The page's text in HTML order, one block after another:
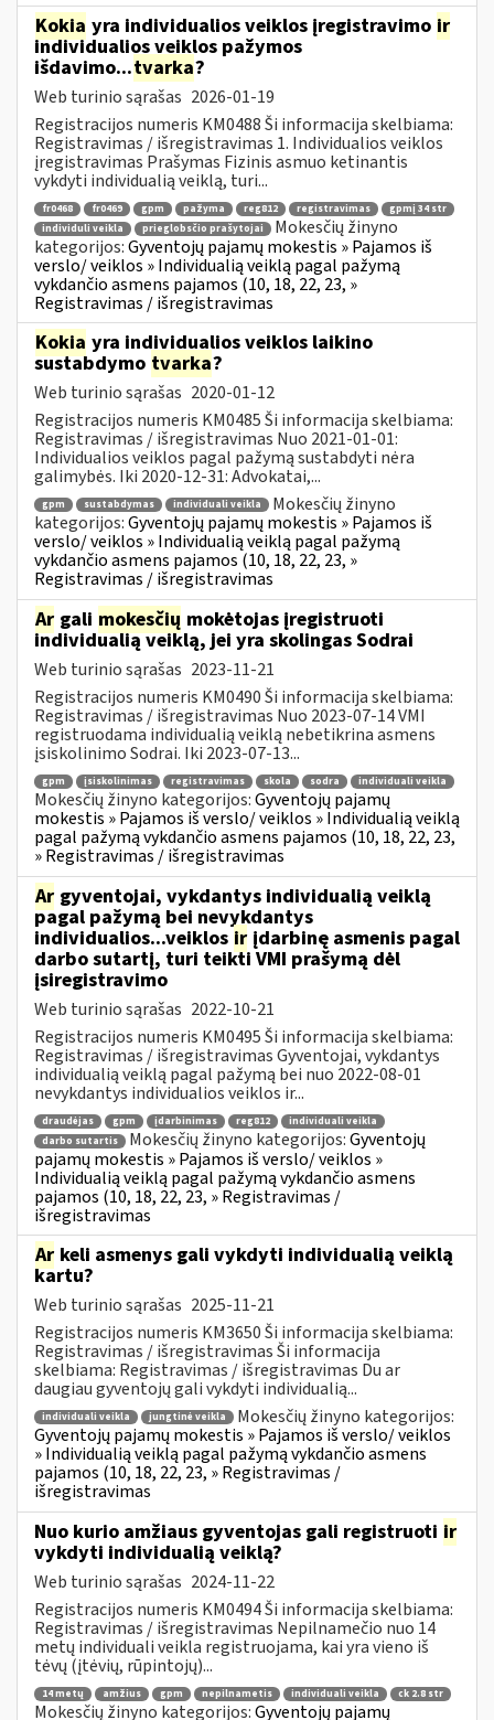
Kokia yra individualios veiklos įregistravimo ir
individualios veiklos pažymos
išdavimo...tvarka?
Web turinio sąrašas 2026-01-19
Registracijos numeris KM0488 Ši informacija skelbiama:
Registravimas / išregistravimas 1. Individualios veiklos
įregistravimas Prašymas Fizinis asmuo ketinantis
vykdyti individualią veiklą, turi...
fr0468 fr0469 gpm pažyma reg812 registravimas
gpmį 34 str
individuli veikla
prieglobsčio prašytojai
Mokesčių žinyno
kategorijos:Gyventojų pajamų mokestis » Pajamos iš
verslo/ veiklos » Individualią veiklą pagal pažymą
vykdančio asmens pajamos (10, 18, 22, 23, »
Registravimas / išregistravimas
Kokia yra individualios veiklos laikino
sustabdymo tvarka?
Web turinio sąrašas 2020-01-12
Registracijos numeris KM0485 Ši informacija skelbiama:
Registravimas / išregistravimas Nuo 2021-01-01:
Individualios veiklos pagal pažymą sustabdyti nėra
galimybės. Iki 2020-12-31: Advokatai,...
gpm sustabdymas individuali veikla
Mokesčių žinyno
kategorijos:Gyventojų pajamų mokestis » Pajamos iš
verslo/ veiklos » Individualią veiklą pagal pažymą
vykdančio asmens pajamos (10, 18, 22, 23, »
Registravimas / išregistravimas
Ar gali mokesčių mokėtojas įregistruoti
individualią veiklą, jei yra skolingas Sodrai
Web turinio sąrašas 2023-11-21
Registracijos numeris KM0490 Ši informacija skelbiama:
Registravimas / išregistravimas Nuo 2023-07-14 VMI
registruodama individualią veiklą nebetikrina asmens
įsiskolinimo Sodrai. Iki 2023-07-13...
gpm įsiskolinimas registravimas skola sodra individuali veikla
Mokesčių žinyno kategorijos:Gyventojų pajamų
mokestis » Pajamos iš verslo/ veiklos » Individualią veiklą
pagal pažymą vykdančio asmens pajamos (10, 18, 22, 23,
» Registravimas / išregistravimas
Ar gyventojai, vykdantys individualią veiklą
pagal pažymą bei nevykdantys
individualios...veiklos ir įdarbinę asmenis pagal
darbo sutartį, turi teikti VMI prašymą dėl
įsiregistravimo
Web turinio sąrašas 2022-10-21
Registracijos numeris KM0495 Ši informacija skelbiama:
Registravimas / išregistravimas Gyventojai, vykdantys
individualią veiklą pagal pažymą bei nuo 2022-08-01
nevykdantys individualios veiklos ir...
draudėjas gpm įdarbinimas reg812
individuali veikla
darbo sutartis
Mokesčių žinyno kategorijos:Gyventojų
pajamų mokestis » Pajamos iš verslo/ veiklos »
Individualią veiklą pagal pažymą vykdančio asmens
pajamos (10, 18, 22, 23, » Registravimas /
išregistravimas
Ar keli asmenys gali vykdyti individualią veiklą
kartu?
Web turinio sąrašas 2025-11-21
Registracijos numeris KM3650 Ši informacija skelbiama:
Registravimas / išregistravimas Ši informacija
skelbiama: Registravimas / išregistravimas Du ar
daugiau gyventojų gali vykdyti individualią...
individuali veikla jungtinė veikla
Mokesčių žinyno kategorijos:
Gyventojų pajamų mokestis » Pajamos iš verslo/ veiklos
» Individualią veiklą pagal pažymą vykdančio asmens
pajamos (10, 18, 22, 23, » Registravimas /
išregistravimas
Nuo kurio amžiaus gyventojas gali registruoti ir
vykdyti individualią veiklą?
Web turinio sąrašas 2024-11-22
Registracijos numeris KM0494 Ši informacija skelbiama:
Registravimas / išregistravimas Nepilnamečio nuo 14
metų individuali veikla registruojama, kai yra vieno iš
tėvų (įtėvių, rūpintojų)...
14 metų amžius gpm nepilnametis individuali veikla ck 2.8 str
Mokesčių žinyno kategorijos:Gyventojų pajamų